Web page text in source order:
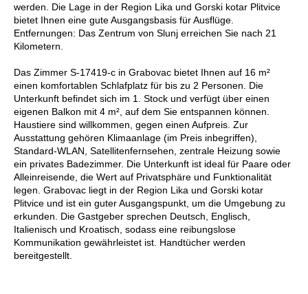
werden. Die Lage in der Region Lika und Gorski kotar Plitvice
bietet Ihnen eine gute Ausgangsbasis für Ausflüge.
Entfernungen: Das Zentrum von Slunj erreichen Sie nach 21
Kilometern.
Das Zimmer S-17419-c in Grabovac bietet Ihnen auf 16 m²
einen komfortablen Schlafplatz für bis zu 2 Personen. Die
Unterkunft befindet sich im 1. Stock und verfügt über einen
eigenen Balkon mit 4 m², auf dem Sie entspannen können.
Haustiere sind willkommen, gegen einen Aufpreis. Zur
Ausstattung gehören Klimaanlage (im Preis inbegriffen),
Standard-WLAN, Satellitenfernsehen, zentrale Heizung sowie
ein privates Badezimmer. Die Unterkunft ist ideal für Paare oder
Alleinreisende, die Wert auf Privatsphäre und Funktionalität
legen. Grabovac liegt in der Region Lika und Gorski kotar
Plitvice und ist ein guter Ausgangspunkt, um die Umgebung zu
erkunden. Die Gastgeber sprechen Deutsch, Englisch,
Italienisch und Kroatisch, sodass eine reibungslose
Kommunikation gewährleistet ist. Handtücher werden
bereitgestellt.